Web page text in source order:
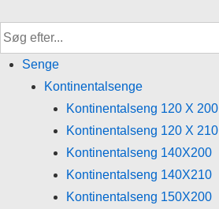
Hop
til
Senge
Kontinentalsenge
Kontinentalseng 120 X 200
Kontinentalseng 120 X 210
Kontinentalseng 140X200
Kontinentalseng 140X210
Kontinentalseng 150X200